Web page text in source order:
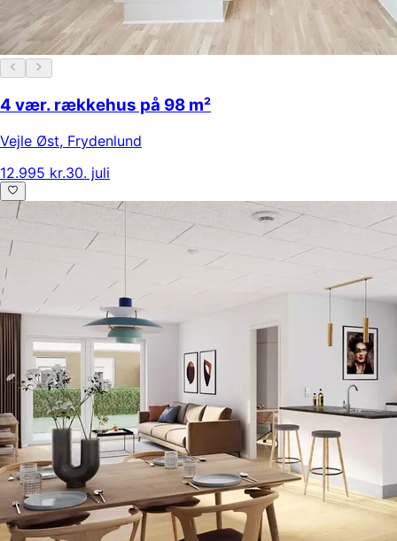
4 vær. rækkehus på 98 m²
Vejle Øst, Frydenlund
12.995 kr.30. juli